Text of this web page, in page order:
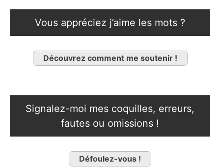
Vous appréciez j’aime les mots ?
Découvrez comment me soutenir !
Signalez-moi mes coquilles, erreurs,
fautes ou omissions !
Défoulez-vous !